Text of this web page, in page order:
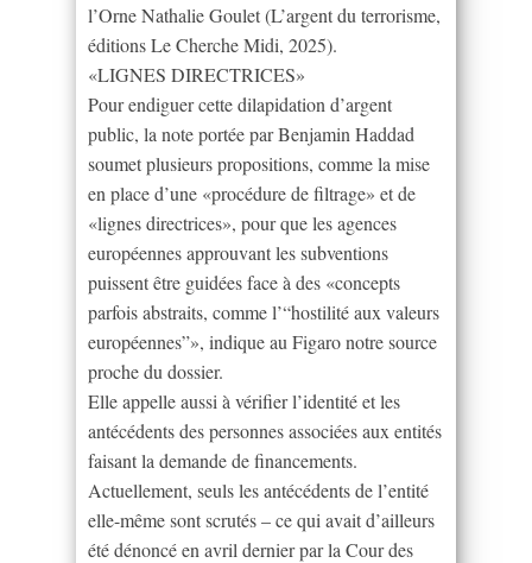
l’Orne Nathalie Goulet (L’argent du terrorisme,
éditions Le Cherche Midi, 2025).
«LIGNES DIRECTRICES»
Pour endiguer cette dilapidation d’argent
public, la note portée par Benjamin Haddad
soumet plusieurs propositions, comme la mise
en place d’une «procédure de filtrage» et de
«lignes directrices», pour que les agences
européennes approuvant les subventions
puissent être guidées face à des «concepts
parfois abstraits, comme l’“hostilité aux valeurs
européennes”», indique au Figaro notre source
proche du dossier.
Elle appelle aussi à vérifier l’identité et les
antécédents des personnes associées aux entités
faisant la demande de financements.
Actuellement, seuls les antécédents de l’entité
elle-même sont scrutés – ce qui avait d’ailleurs
été dénoncé en avril dernier par la Cour des